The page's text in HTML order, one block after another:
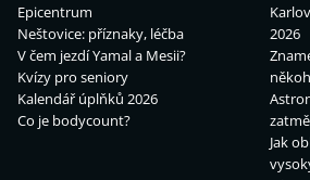
Epicentrum
Neštovice: příznaky, léčba
V čem jezdí Yamal a Mesii?
Kvízy pro seniory
Kalendář úplňků 2026
Co je bodycount?
2026
Jak